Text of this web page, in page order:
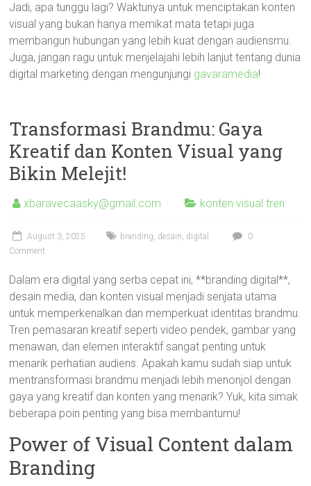
Jadi, apa tunggu lagi? Waktunya untuk menciptakan konten
visual yang bukan hanya memikat mata tetapi juga
membangun hubungan yang lebih kuat dengan audiensmu.
Juga, jangan ragu untuk menjelajahi lebih lanjut tentang dunia
digital marketing dengan mengunjungi gavaramedia!
Transformasi Brandmu: Gaya
Kreatif dan Konten Visual yang
Bikin Melejit!
xbaravecaasky@gmail.com konten visual tren
August 3, 2025 branding, desain, digital
0
Comment
Dalam era digital yang serba cepat ini, **branding digital**,
desain media, dan konten visual menjadi senjata utama
untuk memperkenalkan dan memperkuat identitas brandmu.
Tren pemasaran kreatif seperti video pendek, gambar yang
menawan, dan elemen interaktif sangat penting untuk
menarik perhatian audiens. Apakah kamu sudah siap untuk
mentransformasi brandmu menjadi lebih menonjol dengan
gaya yang kreatif dan konten yang menarik? Yuk, kita simak
beberapa poin penting yang bisa membantumu!
Power of Visual Content dalam
Branding